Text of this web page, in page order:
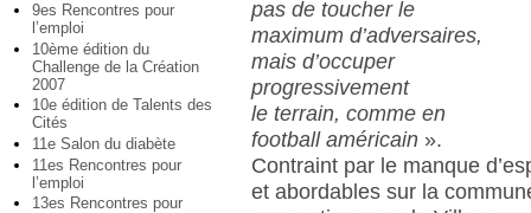
9es Rencontres pour
l’emploi
10ème édition du
Challenge de la Création
2007
10e édition de Talents des
Cités
11e Salon du diabète
11es Rencontres pour
l’emploi
13es Rencontres pour
pas de toucher le
maximum d’adversaires,
mais d’occuper
progressivement
le terrain, comme en
football américain ».
Contraint par le manque
et abordables sur la